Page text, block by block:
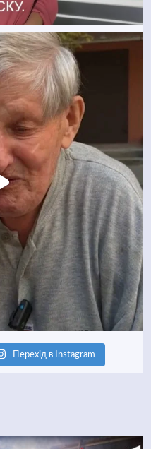
Перехід в Instagram